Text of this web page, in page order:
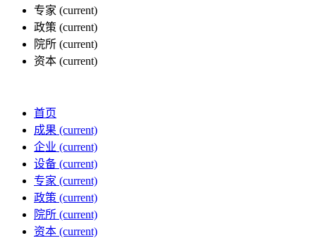
专家 (current)
政策 (current)
院所 (current)
资本 (current)
首页
成果 (current)
企业 (current)
设备 (current)
专家 (current)
政策 (current)
院所 (current)
资本 (current)